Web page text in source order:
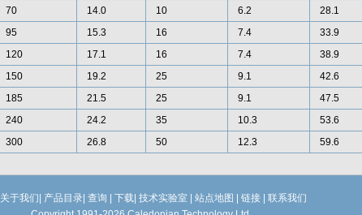
70 14.0 10 6.2 28.1
95 15.3 16 7.4 33.9
120 17.1 16 7.4 38.9
150 19.2 25 9.1 42.6
185 21.5 25 9.1 47.5
240 24.2 35 10.3 53.6
300 26.8 50 12.3 59.6
关于我们 产品目录| 查询 下载| 技术实验室| 站点地图 链接
联系我们